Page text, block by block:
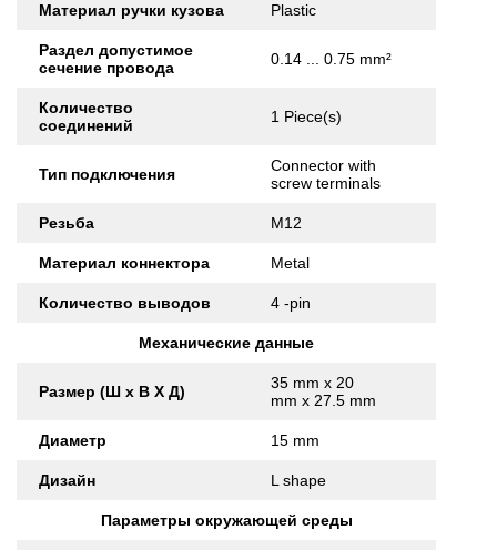
Материал ручки кузова Plastic
Раздел допустимое
сечение провода
0.14 ... 0.75 mm²
Количество
соединений
1 Piece(s)
Тип подключения
Connector with
screw terminals
Резьба M12
Материал коннектора Metal
Количество выводов 4 -pin
Механические данные
Размер (Ш x В X Д)
35 mm x 20
mm x 27.5 mm
Диаметр 15 mm
Дизайн L shape
Параметры окружающей среды